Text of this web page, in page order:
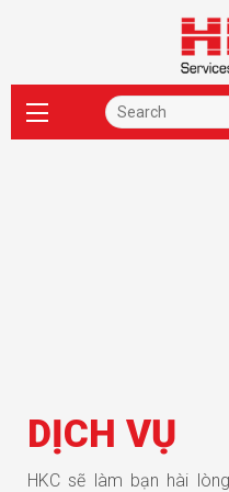
DỊCH VỤ
HKC sẽ làm bạn hài